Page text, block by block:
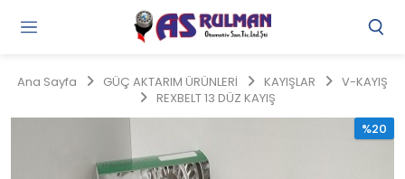
Ana Sayfa GÜÇ AKTARIM ÜRÜNLERİ KAYIŞLAR
V-KAYIŞ
REXBELT 13 DÜZ KAYIŞ
%20